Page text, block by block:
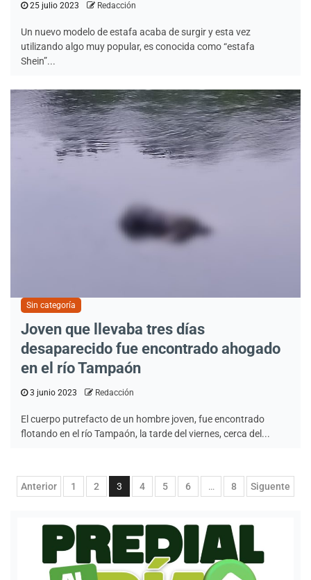
25 julio 2023 Redacción
Un nuevo modelo de estafa acaba de surgir y esta vez
utilizando algo muy popular, es conocida como “estafa
Shein”...
Sin categoría
Joven que llevaba tres días
desaparecido fue encontrado ahogado
en el río Tampaón
3 junio 2023 Redacción
El cuerpo putrefacto de un hombre joven, fue encontrado
flotando en el río Tampaón, la tarde del viernes, cerca del...
Paginación
entradas
Anterior 1 2 3 4 5 6 … 8 Siguente